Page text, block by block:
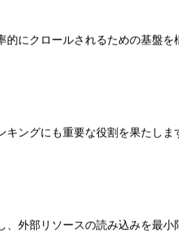
業界の中で影響力のある地位
た。
フォグラフィックを積極的に
けています。